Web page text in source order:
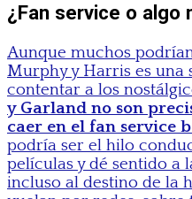
¿Fan service o algo
Aunque muchos
Murphy y Harris es una
contentar a los
y Garland no son
caer en el fan service
podría ser el hilo
películas y dé sentido a
incluso al destino de la